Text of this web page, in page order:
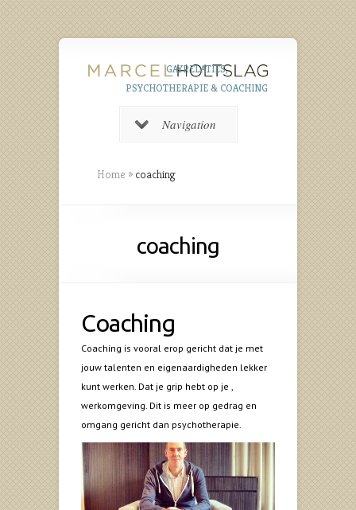
GAYRELATIES,
PSYCHOTHERAPIE & COACHING
Navigation
Home » coaching
coaching
Coaching
Coaching is vooral erop gericht dat je met
jouw talenten en eigenaardigheden lekker
kunt werken. Dat je grip hebt op je ,
werkomgeving. Dit is meer op gedrag en
omgang gericht dan psychotherapie.